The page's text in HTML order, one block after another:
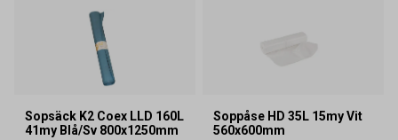
Sopsäck K2 Coex LLD 160L
41my Blå/Sv 800x1250mm
Soppåse HD 35L 15my Vit
560x600mm